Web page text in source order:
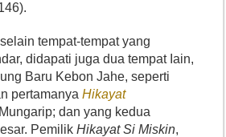
tempat-tempat yang
didapati juga dua tempat Iain,
Baru Kebon Jahe, seperti
pertamanyaHikayat
dan yang kedua
PemilikHikayat Si Miskin,